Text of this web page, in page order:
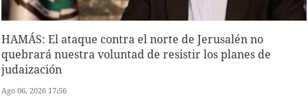
HAMÁS: El ataque contra el norte de Jerusalén no
quebrará nuestra voluntad de resistir los planes de
judaización
Ago 06, 2026 17:56